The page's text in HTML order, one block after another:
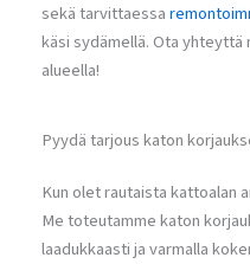
sekä tarvittaessa
käsi sydämellä. Ota yhteyttä
alueella!
Pyydä tarjous katon
Kun olet rautaista kattoalan
Me toteutamme katon
laadukkaasti ja varmalla